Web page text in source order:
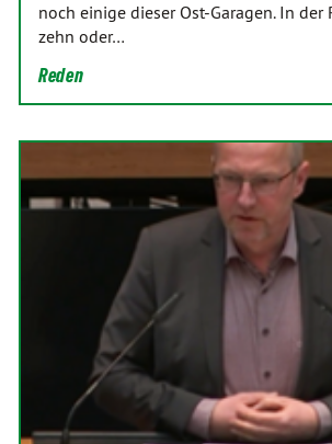
noch einige dieser Ost-Garagen. In der
zehn oder…
Reden